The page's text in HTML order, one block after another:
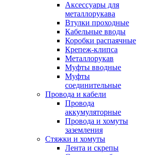
Аксессуары для
металлорукава
Втулки проходные
Кабельные вводы
Коробки распаячные
Крепеж-клипса
Металлорукав
Муфты вводные
Муфты
соединительные
Провода и кабели
Провода
аккумуляторные
Провода и хомуты
заземления
Стяжки и хомуты
Лента и скрепы